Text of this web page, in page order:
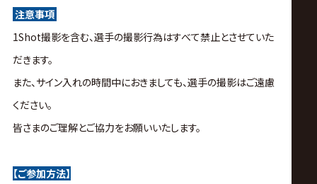
注意事項
1Shot撮影を含む、選手の撮影行為はすべて禁止とさせていた
だきます。
また、サイン入れの時間中におきましても、選手の撮影はご遠慮
ください。
皆さまのご理解とご協力をお願いいたします。
【ご参加方法】